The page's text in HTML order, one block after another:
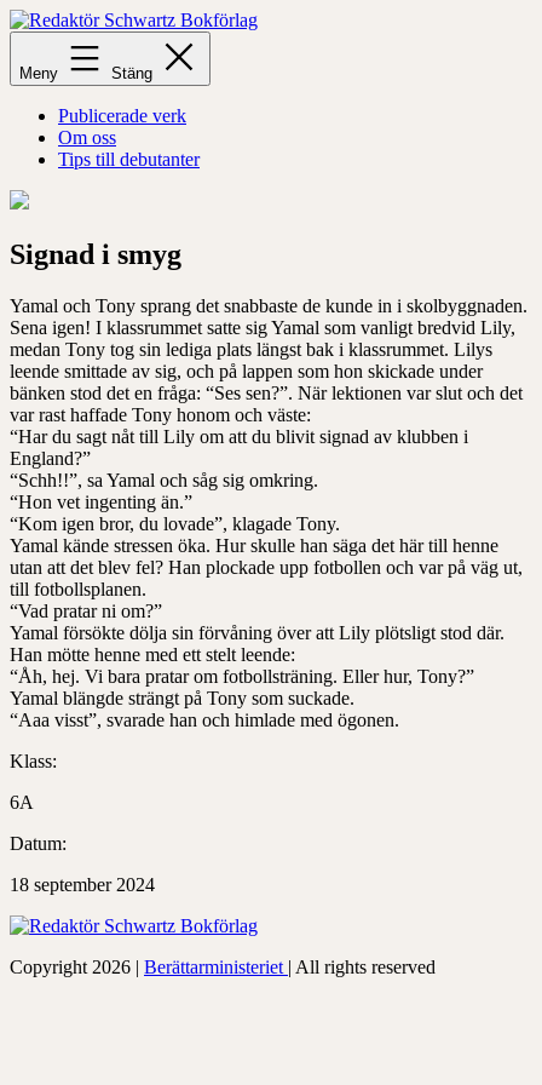
Hoppa
till
innehåll
Redaktör
Schwartz
Bokförlag
Meny Stäng
Publicerade verk
Om oss
Tips till debutanter
Signad i smyg
Yamal och Tony sprang det snabbaste de kunde in i skolbyggnaden.
Sena igen! I klassrummet satte sig Yamal som vanligt bredvid Lily,
medan Tony tog sin lediga plats längst bak i klassrummet. Lilys
leende smittade av sig, och på lappen som hon skickade under
bänken stod det en fråga: “Ses sen?”. När lektionen var slut och det
var rast haffade Tony honom och väste:
“Har du sagt nåt till Lily om att du blivit signad av klubben i
England?”
“Schh!!”, sa Yamal och såg sig omkring.
“Hon vet ingenting än.”
“Kom igen bror, du lovade”, klagade Tony.
Yamal kände stressen öka. Hur skulle han säga det här till henne
utan att det blev fel? Han plockade upp fotbollen och var på väg ut,
till fotbollsplanen.
“Vad pratar ni om?”
Yamal försökte dölja sin förvåning över att Lily plötsligt stod där.
Han mötte henne med ett stelt leende:
“Åh, hej. Vi bara pratar om fotbollsträning. Eller hur, Tony?”
Yamal blängde strängt på Tony som suckade.
“Aaa visst”, svarade han och himlade med ögonen.
Klass:
6A
Datum:
18 september 2024
Copyright 2026 | Berättarministeriet | All rights reserved